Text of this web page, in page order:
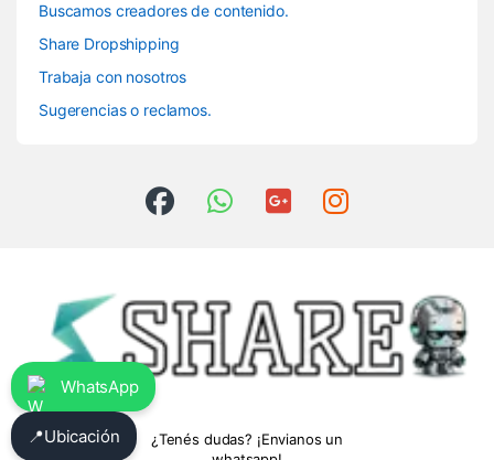
Buscamos creadores de contenido.
Share Dropshipping
Trabaja con nosotros
Sugerencias o reclamos.
¿Tenés dudas? ¡Envianos un
WhatsApp
📍Ubicación